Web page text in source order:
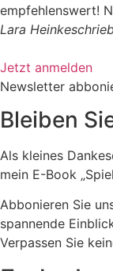
empfehlenswert!
Lara Heinke
Jetzt anmelden
Newsletter
Bleiben
Als kleines
mein E-Book
Abbonieren Sie
spannende
Verpassen Sie